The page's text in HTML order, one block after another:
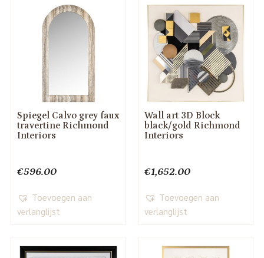
Spiegel Calvo grey faux
travertine Richmond
Interiors
€596.00
Toevoegen aan
verlanglijst
Wall art 3D Block
black/gold Richmond
Interiors
€1,652.00
Toevoegen aan
verlanglijst